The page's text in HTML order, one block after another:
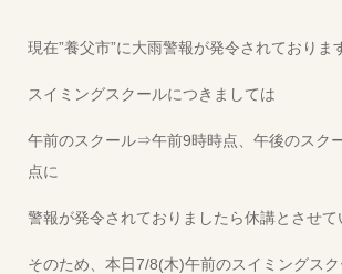
現在”養父市”に大雨警報が発令されておりま
スイミングスクールにつきましては
午前のスクール⇒午前9時時点、午後のスク
点に
警報が発令されておりましたら休講とさせて
そのため、本日7/8(木)午前のスイミングス